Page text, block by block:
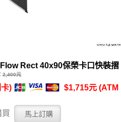
Rect 40x90保榮卡口快裝摺
2,400元
)
$1,715元 (ATM
買